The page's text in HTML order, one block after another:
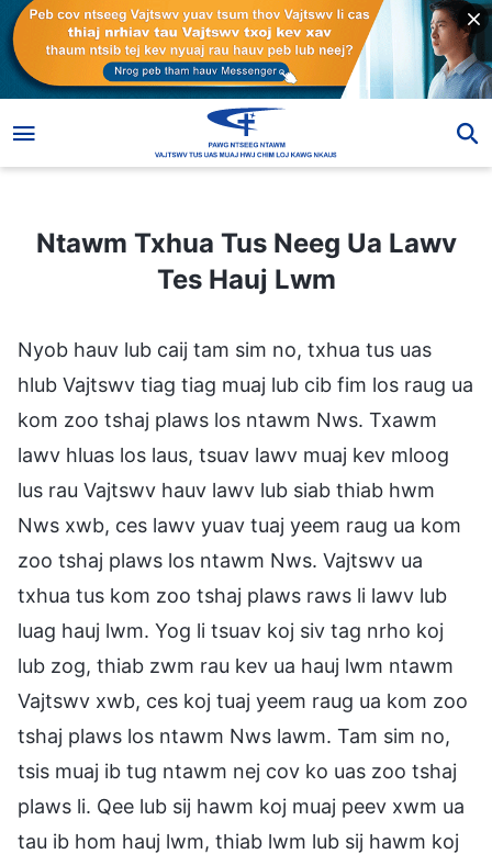
Ntawm Txhua Tus Neeg Ua Lawv Tes Hauj Lwm
Ntawm Txhua Tus Neeg Ua Lawv
Tes Hauj Lwm
Nyob hauv lub caij tam sim no, txhua tus uas
hlub Vajtswv tiag tiag muaj lub cib fim los raug ua
kom zoo tshaj plaws los ntawm Nws. Txawm
lawv hluas los laus, tsuav lawv muaj kev mloog
lus rau Vajtswv hauv lawv lub siab thiab hwm
Nws xwb, ces lawv yuav tuaj yeem raug ua kom
zoo tshaj plaws los ntawm Nws. Vajtswv ua
txhua tus kom zoo tshaj plaws raws li lawv lub
luag hauj lwm. Yog li tsuav koj siv tag nrho koj
lub zog, thiab zwm rau kev ua hauj lwm ntawm
Vajtswv xwb, ces koj tuaj yeem raug ua kom zoo
tshaj plaws los ntawm Nws lawm. Tam sim no,
tsis muaj ib tug ntawm nej cov ko uas zoo tshaj
plaws li. Qee lub sij hawm koj muaj peev xwm ua
tau ib hom hauj lwm, thiab lwm lub sij hawm koj